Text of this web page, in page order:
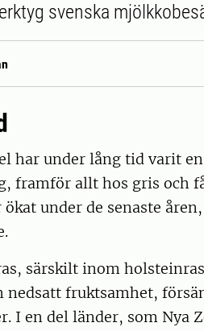
svenska
har under lång tid varit
framför allt hos gris och
under de senaste
särskilt inom
nedsatt fruktsamhet,
I en del länder, som Nya